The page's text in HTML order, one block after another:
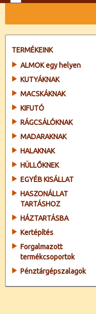
TERMÉKEINK
ALMOK egy helyen
KUTYÁKNAK
MACSKÁKNAK
KIFUTÓ
RÁGCSÁLÓKNAK
MADARAKNAK
HALAKNAK
HÜLLŐKNEK
EGYÉB KISÁLLAT
HASZONÁLLAT
TARTÁSHOZ
HÁZTARTÁSBA
Kertépítés
Forgalmazott
termékcsoportok
Pénztárgépszalagok